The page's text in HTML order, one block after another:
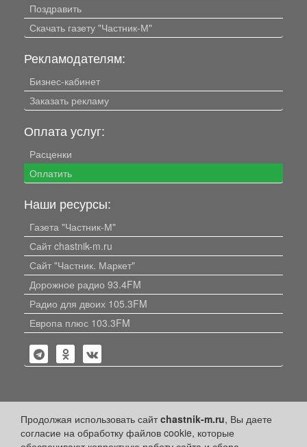
Продолжая использовать сайтchastnik-m.ru, Вы даете
согласие на обработку файлов cookie, которые
Поздравить
Скачать газету "Частник-М"
Рекламодателям:
Бизнес-кабинет
Заказать рекламу
Оплата услуг:
Расценки
Оплатить
Наши ресурсы:
Газета "Частник-М"
Сайт chastnik-m.ru
Сайт "Частник. Маркет"
Дорожное радио 93.4FM
Радио для двоих 105.3FM
Европа плюс 103.3FM
Политика конфиденциальности
Публикации с пометкой «Реклама», «На правах рекламы»,